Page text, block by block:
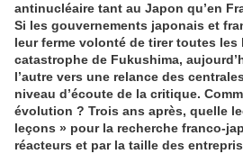
antinucléaire tant au Japon qu’en
Si les gouvernements japonais et
leur ferme volonté de tirer toutes les
catastrophe de Fukushima,
l’autre vers une relance des
niveau d’écoute de la critique.
évolution ? Trois ans après, quelle
leçons » pour la recherche franco-
réacteurs et par la taille des